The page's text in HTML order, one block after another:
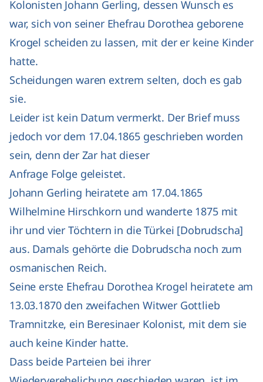
Kolonisten Johann Gerling, dessen Wunsch es
war, sich von seiner Ehefrau Dorothea geborene
Krogel scheiden zu lassen, mit der er keine Kinder
hatte.
Scheidungen waren extrem selten, doch es gab
sie.
Leider ist kein Datum vermerkt. Der Brief muss
jedoch vor dem 17.04.1865 geschrieben worden
sein, denn der Zar hat dieser
Anfrage Folge geleistet.
Johann Gerling heiratete am 17.04.1865
Wilhelmine Hirschkorn und wanderte 1875 mit
ihr und vier Töchtern in die Türkei [Dobrudscha]
aus. Damals gehörte die Dobrudscha noch zum
osmanischen Reich.
Seine erste Ehefrau Dorothea Krogel heiratete am
13.03.1870 den zweifachen Witwer Gottlieb
Tramnitzke, ein Beresinaer Kolonist, mit dem sie
auch keine Kinder hatte.
Dass beide Parteien bei ihrer